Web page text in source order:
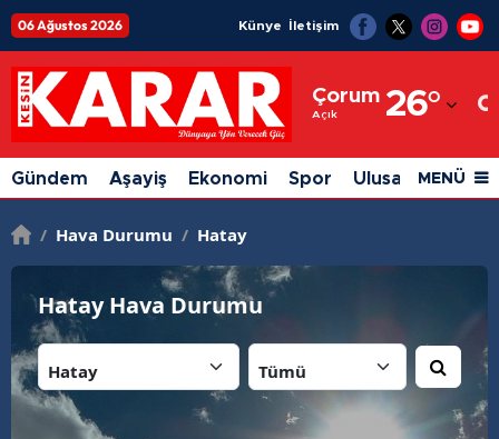
06 Ağustos 2026 Künye İletişim
Çorum
Açık 26°
Adıyaman
Afyonkarahisar
Ağrı
Antalya
Artvin
Gündem Aşayiş Ekonomi Spor Ulusal Siyaset
MENÜ
/ Hava Durumu / Hatay
Hatay Hava Durumu